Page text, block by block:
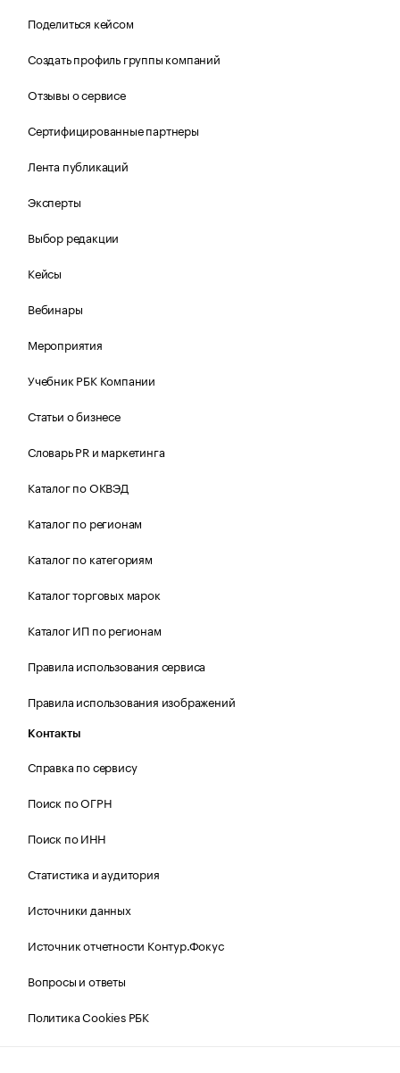
Поделиться кейсом
Создать профиль группы компаний
Отзывы о сервисе
Сертифицированные партнеры
Лента публикаций
Эксперты
Выбор редакции
Кейсы
Вебинары
Мероприятия
Учебник РБК Компании
Статьи о бизнесе
Словарь PR и маркетинга
Каталог по ОКВЭД
Каталог по регионам
Каталог по категориям
Каталог торговых марок
Каталог ИП по регионам
Правила использования сервиса
Правила использования изображений
Контакты
Справка по сервису
Поиск по ОГРН
Поиск по ИНН
Статистика и аудитория
Источники данных
Источник отчетности Контур.Фокус
Вопросы и ответы
Политика Cookies РБК